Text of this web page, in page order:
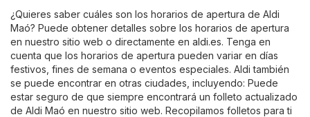
¿Quieres saber cuáles son los horarios de apertura de Aldi
Maó? Puede obtener detalles sobre los horarios de apertura
en nuestro sitio web o directamente en aldi.es. Tenga en
cuenta que los horarios de apertura pueden variar en días
festivos, fines de semana o eventos especiales. Aldi también
se puede encontrar en otras ciudades, incluyendo: Puede
estar seguro de que siempre encontrará un folleto actualizado
de Aldi Maó en nuestro sitio web. Recopilamos folletos para ti